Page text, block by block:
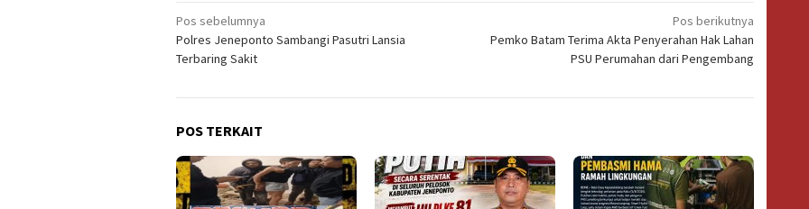
Navigasi
pos
Pos sebelumnya
Polres Jeneponto Sambangi Pasutri Lansia
Terbaring Sakit
Pos berikutnya
Pemko Batam Terima Akta Penyerahan Hak Lahan
PSU Perumahan dari Pengembang
POS TERKAIT